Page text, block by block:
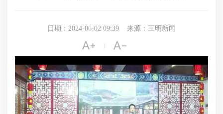
日期：2024-06-02 09:39 来源：三明新闻
 